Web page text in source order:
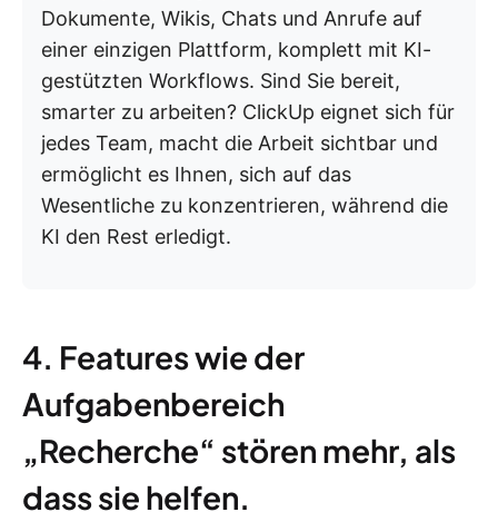
Dokumente, Wikis, Chats und Anrufe auf
einer einzigen Plattform, komplett mit KI-
gestützten Workflows. Sind Sie bereit,
smarter zu arbeiten? ClickUp eignet sich für
jedes Team, macht die Arbeit sichtbar und
ermöglicht es Ihnen, sich auf das
Wesentliche zu konzentrieren, während die
KI den Rest erledigt.
4. Features wie der
Aufgabenbereich
„Recherche“ stören mehr, als
dass sie helfen.